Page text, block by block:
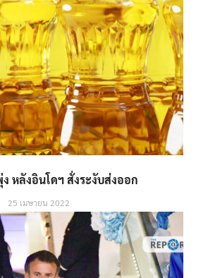
หลังอินโดฯ สั่งระงับส่งออก
25 เมษายน 2022